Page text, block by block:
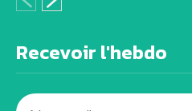
Recevoir l'hebdo